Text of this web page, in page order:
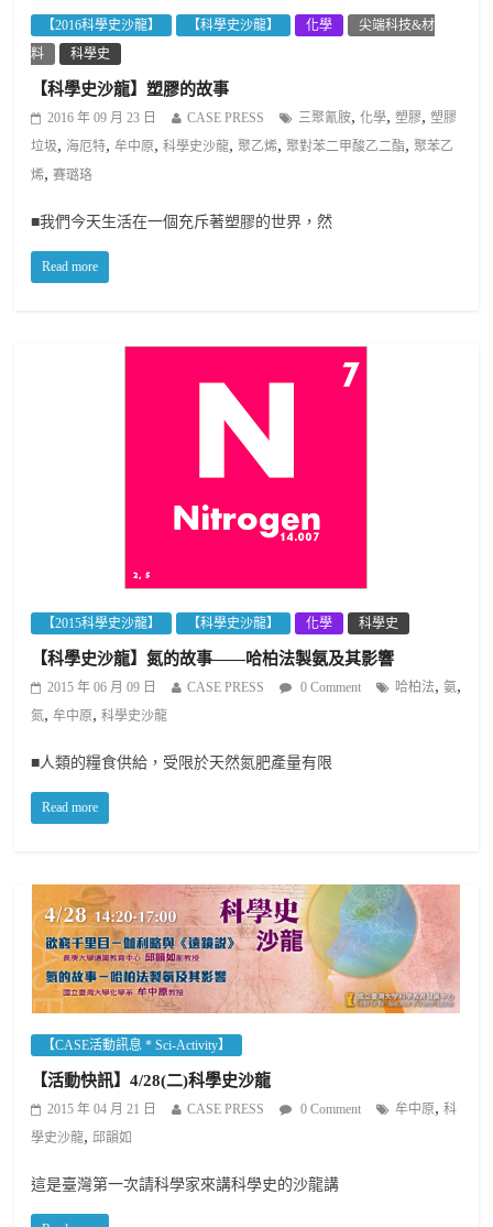
【2016科學史沙龍】 【科學史沙龍】 化學
尖端科技&材
料
科學史
【科學史沙龍】塑膠的故事
2016 年 09 月 23 日 CASE PRESS 三聚氰胺,化學,塑膠,塑膠
垃圾, 海厄特,牟中原,科學史沙龍, 聚乙烯, 聚對苯二甲酸乙二酯, 聚苯乙
烯,賽璐珞
■我們今天生活在一個充斥著塑膠的世界，然
Read more
【2015科學史沙龍】 【科學史沙龍】 化學 科學史
【科學史沙龍】氮的故事——哈柏法製氨及其影響
2015 年 06 月 09 日 CASE PRESS 0 Comment 哈柏法,氨,
氮,牟中原,科學史沙龍
■人類的糧食供給，受限於天然氮肥產量有限
Read more
【CASE活動訊息 * Sci-Activity】
【活動快訊】4/28(二)科學史沙龍
2015 年 04 月 21 日 CASE PRESS 0 Comment 牟中原,科
學史沙龍, 邱韻如
這是臺灣第一次請科學家來講科學史的沙龍講